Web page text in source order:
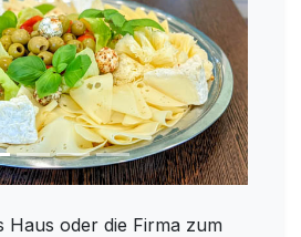
Haus oder die Firma zum